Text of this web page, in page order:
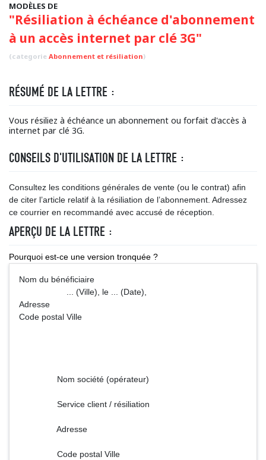
MODÈLES DE
"Résiliation à échéance d'abonnement
à un accès internet par clé 3G"
(categorie Abonnement et résiliation)
RÉSUMÉ DE LA LETTRE :
Vous résiliez à échéance un abonnement ou forfait d'accès à
internet par clé 3G.
CONSEILS D'UTILISATION DE LA LETTRE :
Consultez les conditions générales de vente (ou le contrat) afin
de citer l’article relatif à la résiliation de l’abonnement. Adressez
ce courrier en recommandé avec accusé de réception.
APERÇU DE LA LETTRE :
Pourquoi est-ce une version tronquée ?
Nom du bénéficiaire
... (Ville), le ... (Date),
Adresse
Code postal Ville
Nom société (opérateur)
Service client / résiliation
Adresse
Code postal Ville